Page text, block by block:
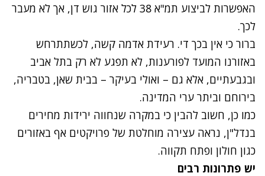
האפשרות לביצוע תמ"א 38 לכל אזור גוש דן, אך לא מעבר
לכך.
ברור כי אין בכך די. רעידת אדמה קשה, לכשתתרחש
באזורנו המועד לפורענות, לא תפגע לא רק בתל אביב
ובגבעתיים, אלא גם – ואולי בעיקר – בבית שאן, בטבריה,
בירוחם וביתר ערי המדינה.
כמו כן, חשוב להבין כי במקרה שנחווה ירידות מחירים
בנדל"ן, נראה עצירה מוחלטת של פרויקטים אף באזורים
כגון חולון ופתח תקווה.
יש פתרונות רבים